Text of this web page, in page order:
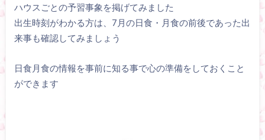
ハウスごとの予習事象を掲げてみました
出生時刻がわかる方は、7月の日食・月食の前後であった出
来事も確認してみましょう
日食月食の情報を事前に知る事で心の準備をしておくこと
ができます